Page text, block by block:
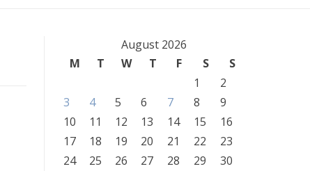
August 2026
M
T W T F S
S
1
2
3
4 5 6 7 8
9
10
11 12 13 14 15
16
17
18 19 20 21 22
23
24
25 26 27 28 29
30